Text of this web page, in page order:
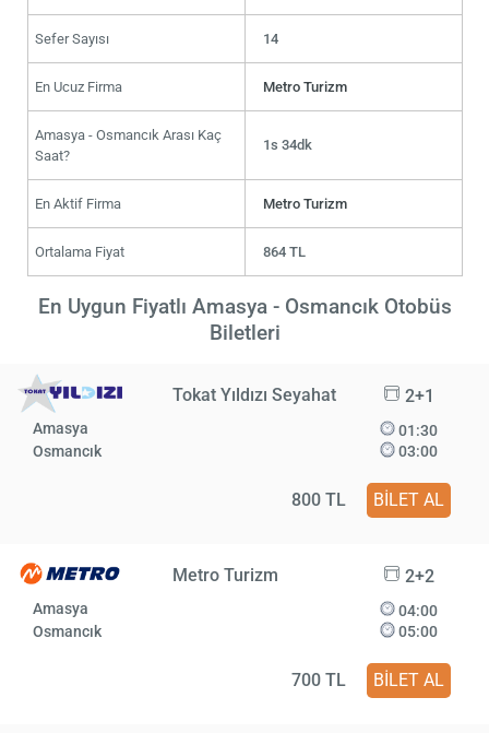
Sefer Sayısı 14
En Ucuz Firma Metro Turizm
Amasya - Osmancık Arası Kaç
Saat?
1s 34dk
En Aktif Firma Metro Turizm
Ortalama Fiyat 864 TL
En Uygun Fiyatlı Amasya - Osmancık Otobüs
Biletleri
Tokat Yıldızı Seyahat 2+1
Amasya
Osmancık
01:30
03:00
800 TL BİLET AL
Metro Turizm 2+2
Amasya
Osmancık
04:00
05:00
700 TL BİLET AL